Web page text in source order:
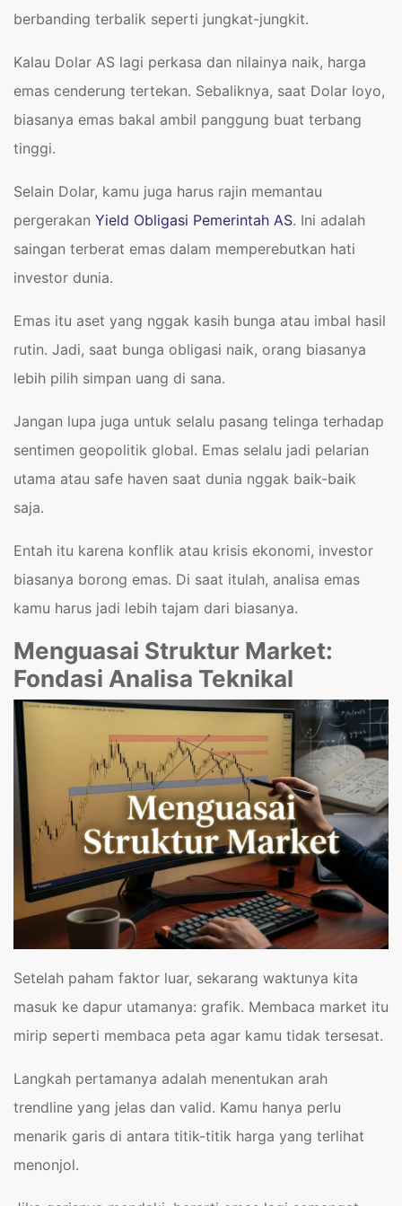
berbanding terbalik seperti jungkat-jungkit.
Kalau Dolar AS lagi perkasa dan nilainya naik, harga
emas cenderung tertekan. Sebaliknya, saat Dolar loyo,
biasanya emas bakal ambil panggung buat terbang
tinggi.
Selain Dolar, kamu juga harus rajin memantau
pergerakan Yield Obligasi Pemerintah AS. Ini adalah
saingan terberat emas dalam memperebutkan hati
investor dunia.
Emas itu aset yang nggak kasih bunga atau imbal hasil
rutin. Jadi, saat bunga obligasi naik, orang biasanya
lebih pilih simpan uang di sana.
Jangan lupa juga untuk selalu pasang telinga terhadap
sentimen geopolitik global. Emas selalu jadi pelarian
utama atau safe haven saat dunia nggak baik-baik
saja.
Entah itu karena konflik atau krisis ekonomi, investor
biasanya borong emas. Di saat itulah, analisa emas
kamu harus jadi lebih tajam dari biasanya.
Menguasai Struktur Market:
Fondasi Analisa Teknikal
Setelah paham faktor luar, sekarang waktunya kita
masuk ke dapur utamanya: grafik. Membaca market itu
mirip seperti membaca peta agar kamu tidak tersesat.
Langkah pertamanya adalah menentukan arah
trendline yang jelas dan valid. Kamu hanya perlu
menarik garis di antara titik-titik harga yang terlihat
menonjol.